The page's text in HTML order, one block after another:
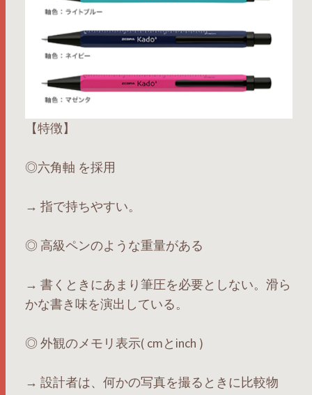
【特徴】
◎六角軸 を採用
→ 指で持ちやすい。
◎ 高級ペンのような重量がある
→ 書くときにあまり筆圧を必要としない。滑ら
かな書き味を演出している。
◎ 外観のメモリ表示( cmとinch )
→ 設計者は、何かの写真を撮るときに比較物